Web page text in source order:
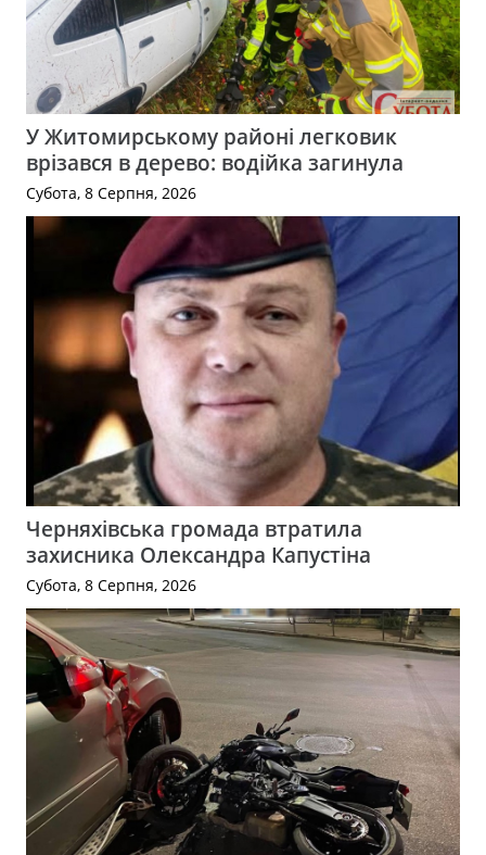
У Житомирському районі легковик
врізався в дерево: водійка загинула
Субота, 8 Серпня, 2026
Черняхівська громада втратила
захисника Олександра Капустіна
Субота, 8 Серпня, 2026